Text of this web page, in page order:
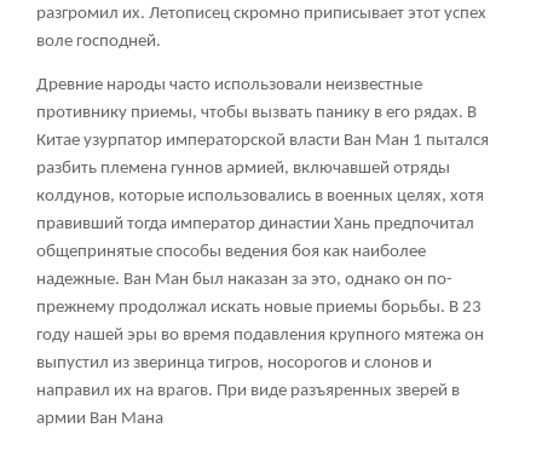
разгромил их. Летописец скромно приписывает этот успех
воле господней.
Древние народы часто использовали неизвестные
противнику приемы, чтобы вызвать панику в его рядах. В
Китае узурпатор императорской власти Ван Ман 1 пытался
разбить племена гуннов армией, включавшей отряды
колдунов, которые использовались в военных целях, хотя
правивший тогда император династии Хань предпочитал
общепринятые способы ведения боя как наиболее
надежные. Ван Ман был наказан за это, однако он по-
прежнему продолжал искать новые приемы борьбы. В 23
году нашей эры во время подавления крупного мятежа он
выпустил из зверинца тигров, носорогов и слонов и
направил их на врагов. При виде разъяренных зверей в
армии Ван Мана